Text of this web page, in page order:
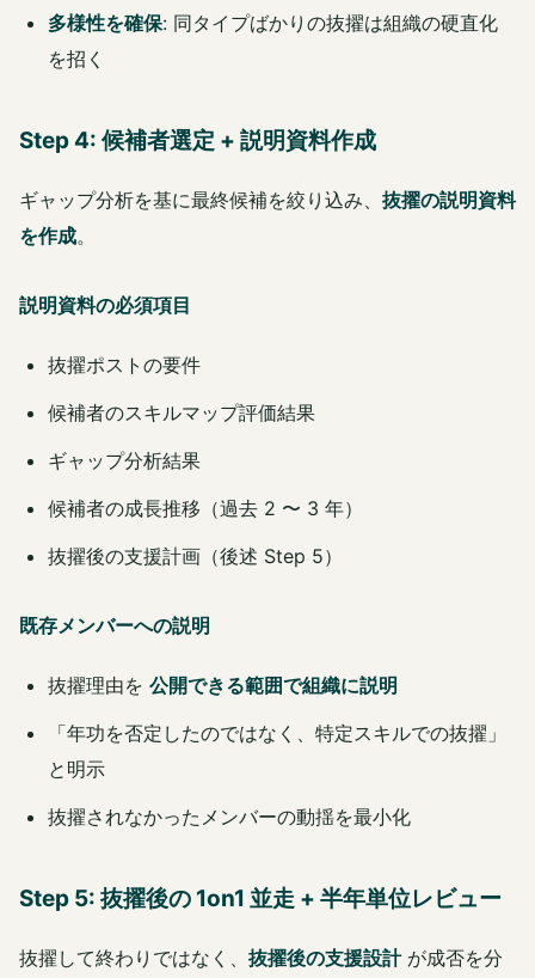
多様性を確保: 同タイプばかりの抜擢は組織の硬直化
を招く
Step 4: 候補者選定 + 説明資料作成
ギャップ分析を基に最終候補を絞り込み、 抜擢の説明資料
を作成。
説明資料の必須項目
抜擢ポストの要件
候補者のスキルマップ評価結果
ギャップ分析結果
候補者の成長推移（過去 2 〜 3 年）
抜擢後の支援計画（後述 Step 5）
既存メンバーへの説明
抜擢理由を 公開できる範囲で組織に説明
「年功を否定したのではなく、特定スキルでの抜擢」
と明示
抜擢されなかったメンバーの動揺を最小化
Step 5: 抜擢後の 1on1 並走 + 半年単位レビュー
抜擢して終わりではなく、 抜擢後の支援設計が成否を分